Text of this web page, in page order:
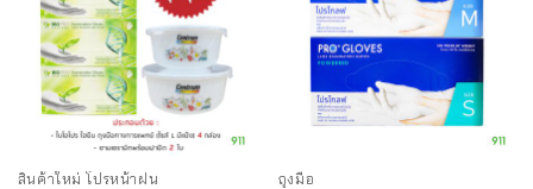
สินค้าใหม่ โปรหน้าฝน ถุงมือ